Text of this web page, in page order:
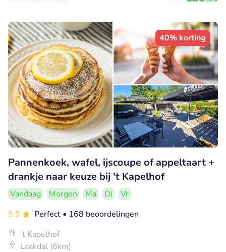
40% korting
Pannenkoek, wafel, ijscoupe of appeltaart +
drankje naar keuze bij 't Kapelhof
Vandaag Morgen Ma Di
Vr
9.9
Perfect • 168 beoordelingen
't Kapelhof
Laakdal (6km)